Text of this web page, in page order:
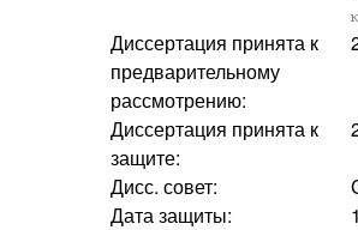
Диссертация принята к
предварительному
рассмотрению:
Диссертация принята к
защите:
Дисс. совет:
Дата защиты: